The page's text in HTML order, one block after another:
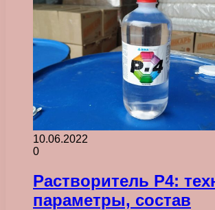
10.06.2022
0
Растворитель Р4:
параметры, состав